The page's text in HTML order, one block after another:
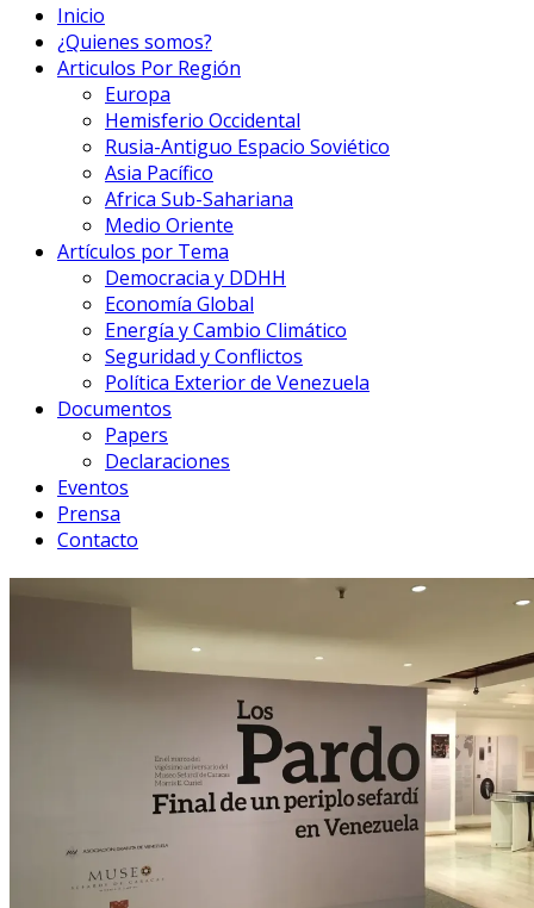
Inicio
¿Quienes somos?
Articulos Por Región
Europa
Hemisferio Occidental
Rusia-Antiguo Espacio Soviético
Asia Pacífico
Africa Sub-Sahariana
Medio Oriente
Artículos por Tema
Democracia y DDHH
Economía Global
Energía y Cambio Climático
Seguridad y Conflictos
Política Exterior de Venezuela
Documentos
Papers
Declaraciones
Eventos
Prensa
Contacto